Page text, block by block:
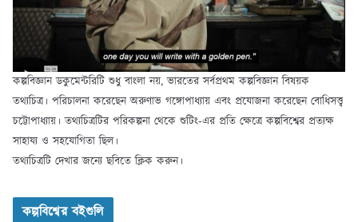
কল্পবিজ্ঞান ডকুমেন্টরিটি শুধু বাংলা নয়, ভারতের সর্বপ্রথম কল্পবিজ্ঞান বিষয়ক
তথ্যচিত্র। পরিচালনা করেছেন অরুণাভ গঙ্গোপাধ্যায় এবং প্রযোজনা করেছেন বোধিসত্ত্ব
চট্টোপাধ্যায়। তথ্যচিত্রটির পরিকল্পনা থেকে শুটিং-এর প্রতি ক্ষেত্রে কল্পবিশ্বের প্রত্যক্ষ
সাহায্য ও সহযোগিতা ছিল।
তথ্যচিত্রটি দেখার জন্যে ছবিতে ক্লিক করুন।
কল্পবিশ্বের বইগুলি